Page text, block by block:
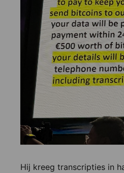
Hij kreeg transcripties in